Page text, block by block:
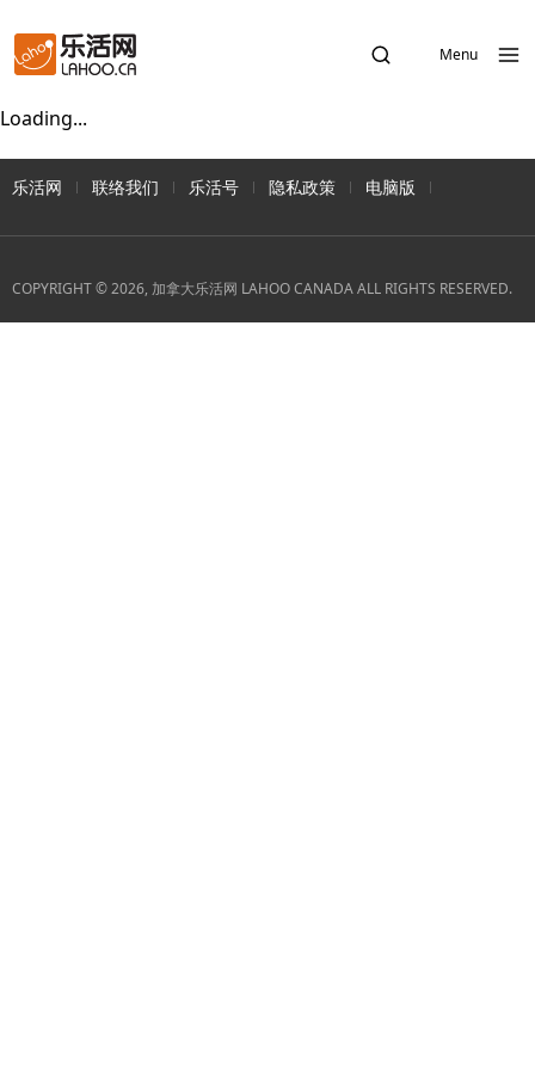
Menu
Loading...
乐活网 联络我们 乐活号 隐私政策 电脑版
COPYRIGHT © 2026, 加拿大乐活网 LAHOO CANADA ALL RIGHTS RESERVED.